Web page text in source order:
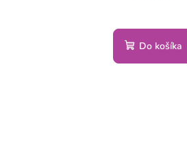
Do košíka